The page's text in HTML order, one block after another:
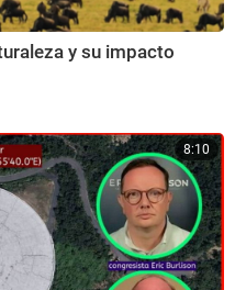
y su impacto
8:10